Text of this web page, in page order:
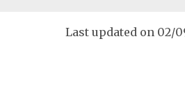
Last updated on 02/